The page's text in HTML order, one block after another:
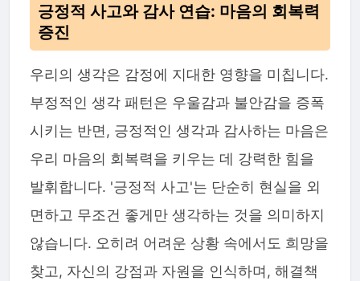
긍정적 사고와 감사 연습: 마음의 회복력
증진
우리의 생각은 감정에 지대한 영향을 미칩니다.
부정적인 생각 패턴은 우울감과 불안감을 증폭
시키는 반면, 긍정적인 생각과 감사하는 마음은
우리 마음의 회복력을 키우는 데 강력한 힘을
발휘합니다. '긍정적 사고'는 단순히 현실을 외
면하고 무조건 좋게만 생각하는 것을 의미하지
않습니다. 오히려 어려운 상황 속에서도 희망을
찾고, 자신의 강점과 자원을 인식하며, 해결책